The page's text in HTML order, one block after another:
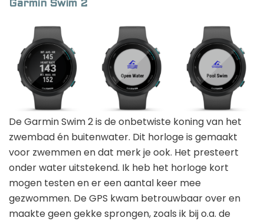
Garmin Swim 2
De Garmin Swim 2 is de onbetwiste koning van het
zwembad én buitenwater. Dit horloge is gemaakt
voor zwemmen en dat merk je ook. Het presteert
onder water uitstekend. Ik heb het horloge kort
mogen testen en er een aantal keer mee
gezwommen. De GPS kwam betrouwbaar over en
maakte geen gekke sprongen, zoals ik bij o.a. de